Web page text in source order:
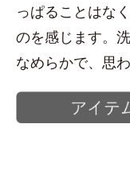
っぱることはな
のを感じます。
なめらかで、思